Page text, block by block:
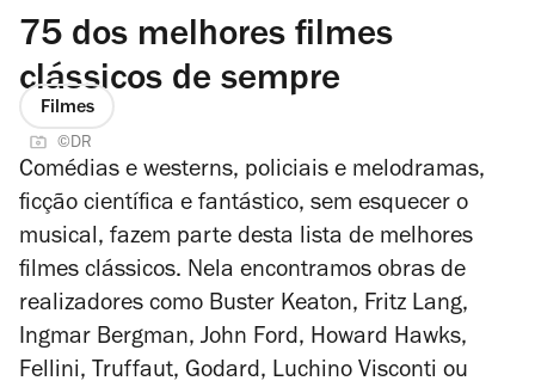
75 dos melhores filmes
clássicos de sempre
Filmes
©DR
Comédias e westerns, policiais e melodramas,
ficção científica e fantástico, sem esquecer o
musical, fazem parte desta lista de melhores
filmes clássicos. Nela encontramos obras de
realizadores como Buster Keaton, Fritz Lang,
Ingmar Bergman, John Ford, Howard Hawks,
Fellini, Truffaut, Godard, Luchino Visconti ou